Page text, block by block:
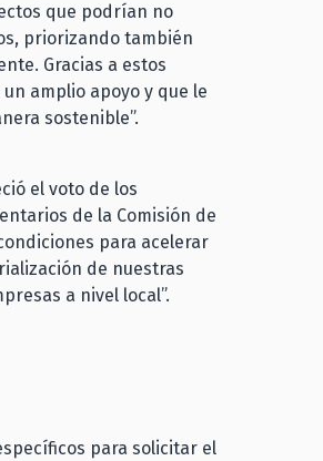
que podrían no
priorizando también
Gracias a estos
amplio apoyo y que le
sostenible”.
el voto de los
de la Comisión de
para acelerar
de nuestras
a nivel local”.
para solicitar el